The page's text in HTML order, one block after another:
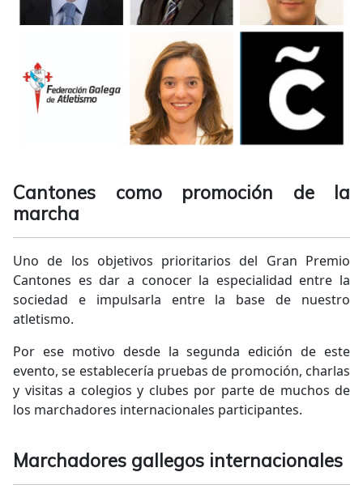
Cantones como promoción de la
marcha
Uno de los objetivos prioritarios del Gran Premio
Cantones es dar a conocer la especialidad entre la
sociedad e impulsarla entre la base de nuestro
atletismo.
Por ese motivo desde la segunda edición de este
evento, se establecería pruebas de promoción, charlas
y visitas a colegios y clubes por parte de muchos de
los marchadores internacionales participantes.
Marchadores gallegos internacionales